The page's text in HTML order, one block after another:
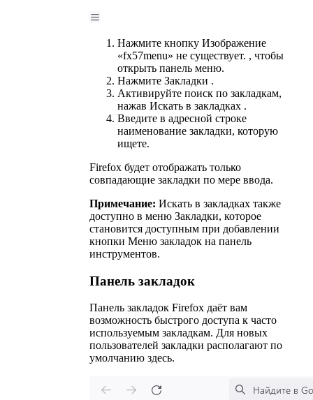
Нажмите кнопку Изображение
«fx57menu» не существует. , чтобы
открыть панель меню.
Нажмите Закладки .
Активируйте поиск по закладкам,
нажав Искать в закладках .
Введите в адресной строке
наименование закладки, которую
ищете.
Firefox будет отображать только
совпадающие закладки по мере ввода.
Примечание: Искать в закладках также
доступно в меню Закладки, которое
становится доступным при добавлении
кнопки Меню закладок на панель
инструментов.
Панель закладок
Панель закладок Firefox даёт вам
возможность быстрого доступа к часто
используемым закладкам. Для новых
пользователей закладки располагают по
умолчанию здесь.